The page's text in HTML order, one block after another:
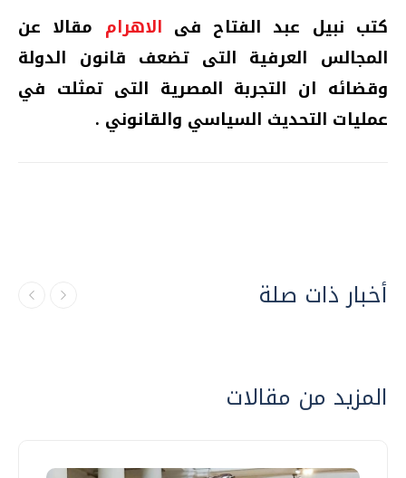
كتب نبيل عبد الفتاح فى الاهرام مقالا عن
المجالس العرفية التى تضعف قانون الدولة
وقضائه ان التجربة المصرية التى تمثلت في
عمليات التحديث السياسي والقانوني .
أخبار ذات صلة
المزيد من مقالات